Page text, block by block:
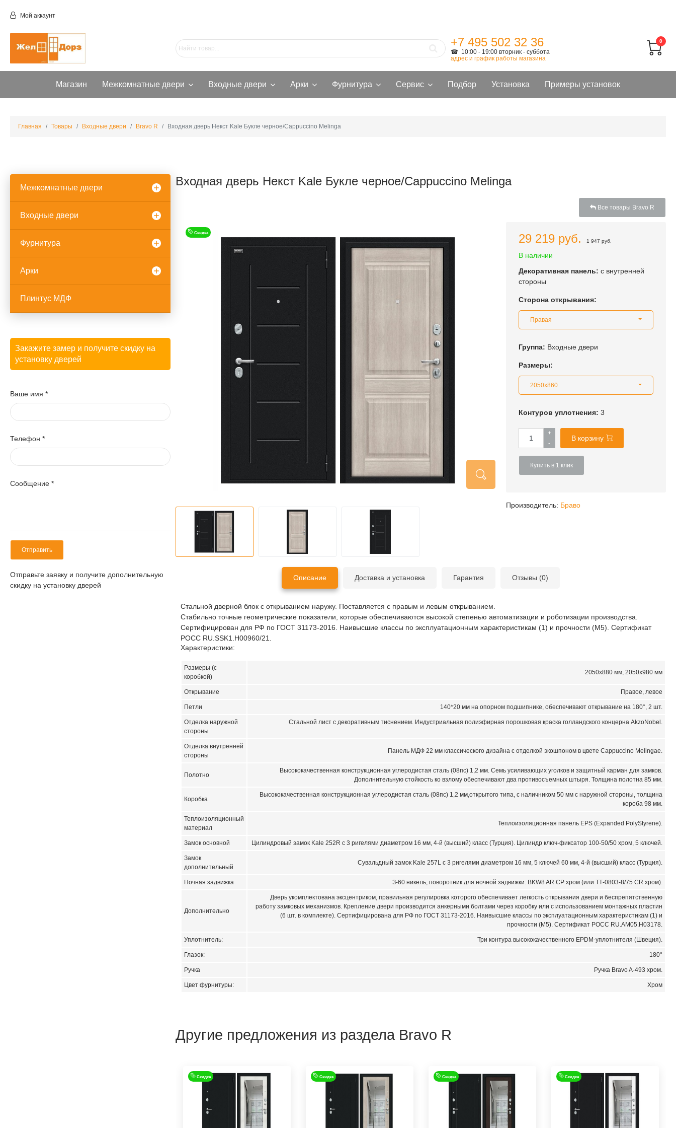
Мой аккаунт
+7 495 502 32 36
☎ 10:00 - 19:00 вторник - суббота
адрес и график работы магазина
0
Магазин Межкомнатные двери Входные двери Арки Фурнитура Сервис Подбор Установка Примеры установок
Главная Товары Входные двери Bravo R Входная дверь Некст Kale Букле черное/Cappuccino Melinga
Межкомнатные двери
Входные двери
Фурнитура
Арки
Плинтус МДФ
Закажите замер и получите скидку на
установку дверей
Ваше имя *
Телефон *
Сообщение *
Отправить
Отправьте заявку и получите дополнительную
скидку на установку дверей
Входная дверь Некст Kale Букле черное/Cappuccino Melinga
Все товары Bravo R
Скидка 29 219 руб. 1 947 руб.
В наличии
Декоративная панель: с внутренней
стороны
Сторона открывания:
Правая
Группа: Входные двери
Размеры:
2050x860
Контуров уплотнения: 3
+
-
В корзину
Купить в 1 клик
Производитель: Браво
Описание Доставка и установка Гарантия Отзывы (0)
Стальной дверной блок с открыванием наружу. Поставляется с правым и левым открыванием.
Стабильно точные геометрические показатели, которые обеспечиваются высокой степенью автоматизации и роботизации производства.
Сертифицирован для РФ по ГОСТ 31173-2016. Наивысшие классы по эксплуатационным характеристикам (1) и прочности (М5). Сертификат
POCC RU.SSK1.H00960/21.
Характеристики:
Размеры (с
коробкой)
2050х880 мм; 2050х980 мм
Открывание Правое, левое
Петли 140*20 мм на опорном подшипнике, обеспечивают открывание на 180°, 2 шт.
Отделка наружной
стороны
Стальной лист с декоративным тиснением. Индустриальная полиэфирная порошковая краска голландского концерна AkzoNobel.
Отделка внутренней
стороны
Панель МДФ 22 мм классического дизайна с отделкой экошпоном в цвете Cappuccino Melingae.
Полотно
Высококачественная конструкционная углеродистая сталь (08пс) 1,2 мм. Семь усиливающих уголков и защитный карман для замков.
Дополнительную стойкость ко взлому обеспечивают два противосъемных штыря. Толщина полотна 85 мм.
Коробка
Высококачественная конструкционная углеродистая сталь (08пс) 1,2 мм,открытого типа, с наличником 50 мм с наружной стороны, толщина
короба 98 мм.
Теплоизоляционный
материал
Теплоизоляционная панель EPS (Expanded PolyStyrene).
Замок основной Цилиндровый замок Kale 252R с 3 ригелями диаметром 16 мм, 4-й (высший) класс (Турция). Цилиндр ключ-фиксатор 100-50/50 хром, 5 ключей.
Замок
дополнительный
Сувальдный замок Kale 257L с 3 ригелями диаметром 16 мм, 5 ключей 60 мм, 4-й (высший) класс (Турция).
Ночная задвижка З-60 никель, поворотник для ночной задвижки: BKW8 AR CP хром (или ТТ-0803-8/75 CR хром).
Дополнительно
Дверь укомплектована эксцентриком, правильная регулировка которого обеспечивает легкость открывания двери и беспрепятственную
работу замковых механизмов. Крепление двери производится анкерными болтами через коробку или с использованием монтажных пластин
(6 шт. в комплекте). Сертифицирована для РФ по ГОСТ 31173-2016. Наивысшие классы по эксплуатационным характеристикам (1) и
прочности (М5). Сертификат POCC RU.AM05.H03178.
Уплотнитель: Три контура высококачественного EPDM-уплотнителя (Швеция).
Глазок: 180°
Ручка Ручка Bravo A-493 хром.
Цвет фурнитуры: Хром
Другие предложения из раздела Bravo R
Скидка Скидка Скидка Скидка